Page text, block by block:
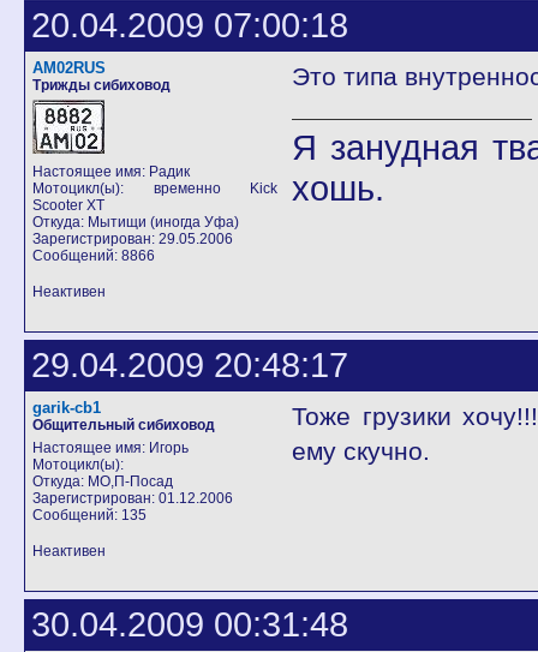
20.04.2009 07:00:18
AM02RUS
Трижды сибиховод
Настоящее имя: Радик
Мотоцикл(ы): временно Kick
Scooter XT
Откуда: Мытищи (иногда Уфа)
Зарегистрирован: 29.05.2006
Сообщений: 8866
Это типа
Я занудная
хошь.
Неактивен
29.04.2009 20:48:17
garik-cb1
Общительный сибиховод
Настоящее имя: Игорь
Мотоцикл(ы):
Откуда: МО,П-Посад
Зарегистрирован: 01.12.2006
Сообщений: 135
Тоже грузики
ему скучно.
Неактивен
30.04.2009 00:31:48